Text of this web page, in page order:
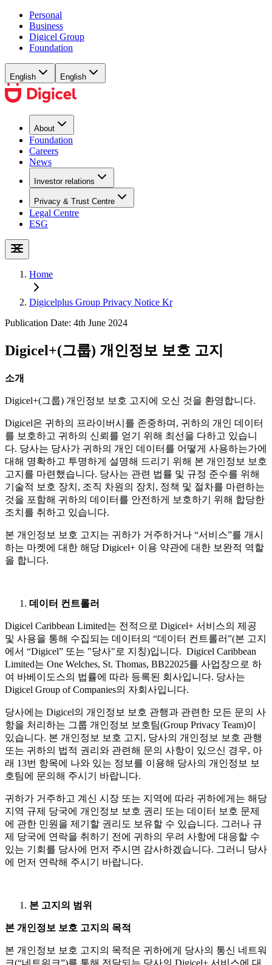
Personal
Business
Digicel Group
Foundation
English English
About
Foundation
Careers
News
Investor relations
Privacy & Trust Centre
Legal Centre
ESG
Home
Digicelplus Group Privacy Notice Kr
Publication Date: 4th June 2024
Digicel+(그룹) 개인정보 보호 고지
소개
Digicel+(그룹) 개인정보 보호 고지에 오신 것을 환영합니다.
Digicel은 귀하의 프라이버시를 존중하며, 귀하의 개인 데이터
를 보호하고 귀하의 신뢰를 얻기 위해 최선을 다하고 있습니
다. 당사는 당사가 귀하의 개인 데이터를 어떻게 사용하는가에
대해 명확하고 투명하게 설명해 드리기 위해 본 개인정보 보호
고지를 마련했습니다. 당사는 관련 법률 및 규정 준수를 위해
기술적 보호 장치, 조직 차원의 장치, 정책 및 절차를 마련하는
것을 포함해 귀하의 데이터를 안전하게 보호하기 위해 합당한
조치를 취하고 있습니다.
본 개인정보 보호 고지는 귀하가 거주하거나 “서비스”를 개시
하는 마켓에 대한 해당 Digicel+ 이용 약관에 대한 보완적 역할
을 합니다.
데이터 컨트롤러
Digicel Caribbean Limited는 전적으로 Digicel+ 서비스의 제공
및 사용을 통해 수집되는 데이터의 “데이터 컨트롤러”(본 고지
에서 “Digicel” 또는 "당사"로 지칭)입니다. Digicel Caribbean
Limited는 One Welches, St. Thomas, BB22025를 사업장으로 하
여 바베이도스의 법률에 따라 등록된 회사입니다. 당사는
Digicel Group of Companies의 자회사입니다.
당사에는 Digicel의 개인정보 보호 관행과 관련한 모든 문의 사
항을 처리하는 그룹 개인정보 보호팀(Group Privacy Team)이
있습니다. 본 개인정보 보호 고지, 당사의 개인정보 보호 관행
또는 귀하의 법적 권리와 관련해 문의 사항이 있으신 경우, 아
래 13번 항목에 나와 있는 정보를 이용해 당사의 개인정보 보
호팀에 문의해 주시기 바랍니다.
귀하가 거주하고 계신 시장 또는 지역에 따라 귀하에게는 해당
지역 규제 당국에 개인정보 보호 권리 또는 데이터 보호 문제
에 관한 민원을 제기할 권리도 보유할 수 있습니다. 그러나 규
제 당국에 연락을 취하기 전에 귀하의 우려 사항에 대응할 수
있는 기회를 당사에 먼저 주시면 감사하겠습니다. 그러니 당사
에 먼저 연락해 주시기 바랍니다.
본 고지의 범위
본 개인정보 보호 고지의 목적
본 개인정보 보호 고지의 목적은 귀하에게 당사의 통신 네트워
크(“네트워크”)를 통해 전달되는 당사의 Digicel+ 서비스에 대